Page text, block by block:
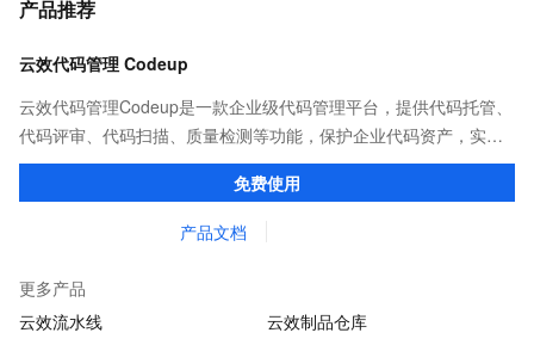
产品推荐
云效代码管理 Codeup
云效代码管理Codeup是一款企业级代码管理平台，提供代码托管、
代码评审、代码扫描、质量检测等功能，保护企业代码资产，实现
安全、稳定、高效的研发生产。
免费使用
产品文档
更多产品
云效流水线
云效制品仓库